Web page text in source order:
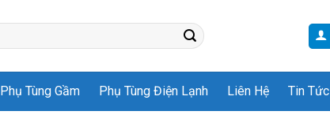
Phụ Tùng Gầm Phụ Tùng Điện Lạnh Liên Hệ Tin Tức